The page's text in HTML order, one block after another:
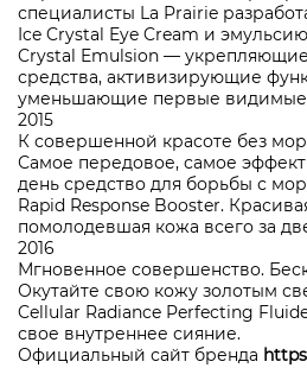
специалисты La Prairie
Ice Crystal Eye Cream и
Crystal Emulsion —
средства, активизирующие
уменьшающие первые видимые
2015
К совершенной красоте без
Самое передовое, самое
день средство для борьбы с
Rapid Response Booster.
помолодевшая кожа всего за
2016
Мгновенное совершенство.
Окутайте свою кожу золотым
Cellular Radiance Perfecting
свое внутреннее сияние.
Официальный сайт бренда